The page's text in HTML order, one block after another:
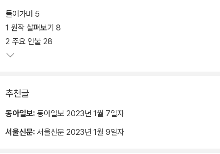
현재 대만과 러시아에서 번역 출판되었으며, 지난 10월 개최된 2022
년 프랑크푸르트 도서전에서 핫리스트에 올라 영미권을 포함하여 독
일, 스페인, 네덜란드, 브라질, 폴란드, 우크라이나 등 전 세계 출판사
가 현재 뜨거운 판권 경쟁을 진행중인 화제작이다.
포터」 등 할리우드의 메이저 영화를 전담한 세계적인 컨셉 아티스트
이안 맥케이그를 포함한 17명의 아티스트가 <눈물을 마시는 새>의
들어가며 5
1 원작 살펴보기 8
2 주요 인물 28
추천글
동아일보: 동아일보 2023년 1월 7일자
서울신문: 서울신문 2023년 1월 9일자